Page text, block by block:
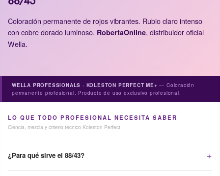
Treatment.
Consejo profesional: en bases claras el cobre dorado alcanza su
máxima luminosidad; usa champú de mantenimiento del color.
Aqua/Water/Eau, Cetearyl Alcohol, Lanolin Alcohol, Lauryl Pyrrolidone,
Glycerin, Ammonia, Oleic Acid, Glyceryl Stearate SE, Sodium Sulfate,
Sulfite, Disodium EDTA, 2-Methoxymethyl-p-Phenylenediamine, 2-
Amino-4-Hydroxyethylaminoanisole Sulfate, Resorcinol, Tocopherol.
Coloración permanente de rojos vibrantes. Rubio claro intenso
con cobre dorado luminoso. RobertaOnline, distribuidor oficial
Wella.
WELLA PROFESSIONALS · KOLESTON PERFECT ME+— Coloración
permanente profesional. Producto de uso exclusivo profesional.
LO QUE TODO PROFESIONAL NECESITA SABER
Ciencia, mezcla y criterio técnico Koleston Perfect
¿Para qué sirve el 88/43?